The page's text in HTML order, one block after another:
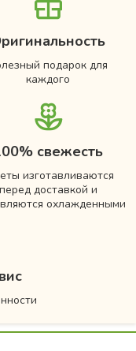
подарок для
каждого
свежесть
изготавливаются
перед доставкой и
охлажденными